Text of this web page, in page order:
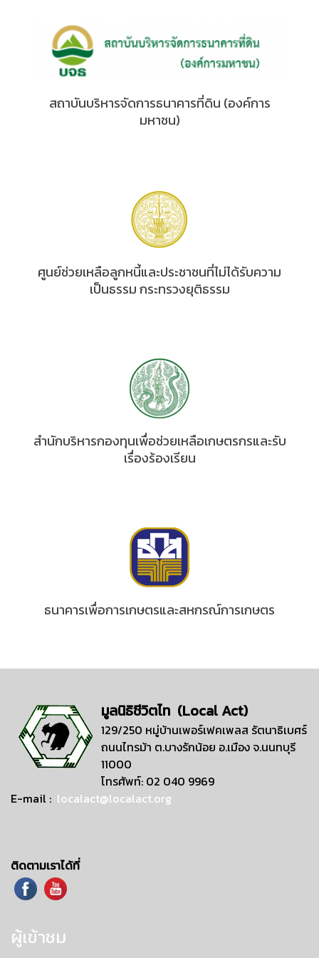
สถาบันบริหารจัดการธนาคารที่ดิน (องค์การ
มหาชน)
ศูนย์ช่วยเหลือลูกหนี้และประชาชนที่ไม่ได้รับความ
เป็นธรรม กระทรวงยุติธรรม
สำนักบริหารกองทุนเพื่อช่วยเหลือเกษตรกรและรับ
เรื่องร้องเรียน
ธนาคารเพื่อการเกษตรและสหกรณ์การเกษตร
มูลนิธิชีวิตไท (Local Act)
129/250 หมู่บ้านเพอร์เฟคเพลส รัตนาธิเบศร์
ถนนไทรม้า ต.บางรักน้อย อ.เมือง จ.นนทบุรี
11000
โทรศัพท์: 02 040 9969
E-mail : localact@localact.org
ติดตามเราได้ที่
ผู้เข้าชม